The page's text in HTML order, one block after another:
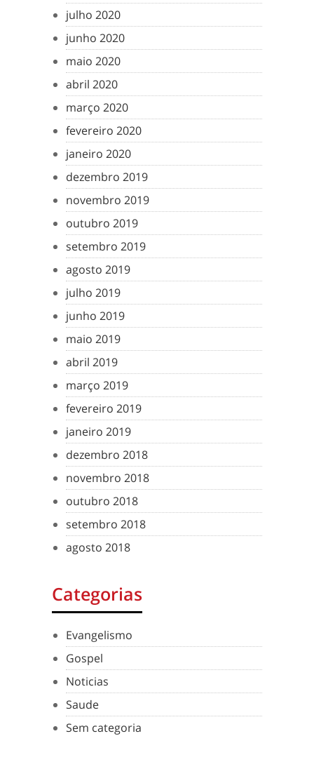
julho 2020
junho 2020
maio 2020
abril 2020
março 2020
fevereiro 2020
janeiro 2020
dezembro 2019
novembro 2019
outubro 2019
setembro 2019
agosto 2019
julho 2019
junho 2019
maio 2019
abril 2019
março 2019
fevereiro 2019
janeiro 2019
dezembro 2018
novembro 2018
outubro 2018
setembro 2018
agosto 2018
Categorias
Evangelismo
Gospel
Noticias
Saude
Sem categoria